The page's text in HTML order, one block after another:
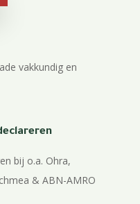
vakkundig en
bij o.a. Ohra,
& ABN-AMRO